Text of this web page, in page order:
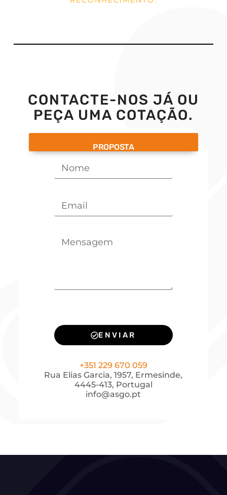
CONTACTE-NOS JÁ OU
PEÇA UMA COTAÇÃO.
PROPOSTA
ENVIAR
+351 229 670 059
Rua Elias Garcia, 1957, Ermesinde,
4445-413, Portugal
info@asgo.pt